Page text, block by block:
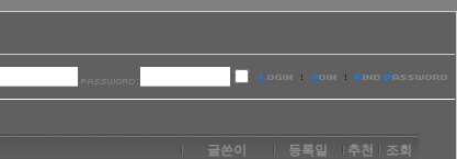
글쓴이 등록일 추천 조회